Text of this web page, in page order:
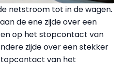
netstroom tot in de wagen.
de ene zijde over een
op het stopcontact van
zijde over een stekker
van het